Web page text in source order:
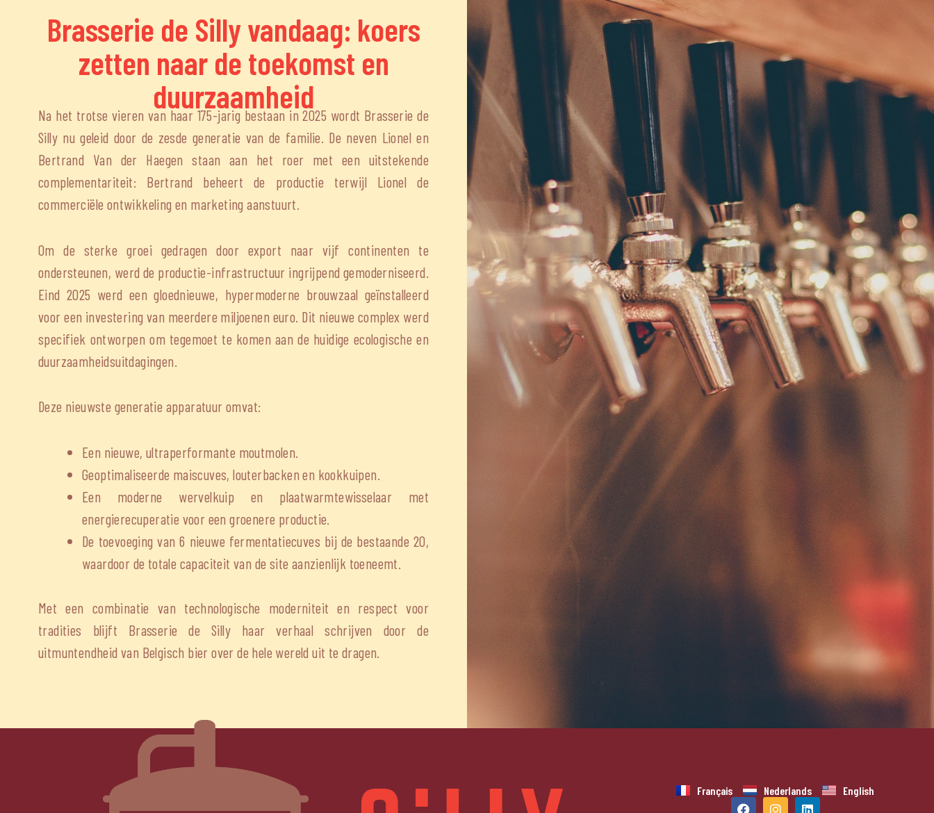
Brasserie de Silly vandaag: koers
zetten naar de toekomst en
duurzaamheid
Na het trotse vieren van haar 175-jarig bestaan in 2025 wordt Brasserie de
Silly nu geleid door de zesde generatie van de familie. De neven Lionel en
Bertrand Van der Haegen staan aan het roer met een uitstekende
complementariteit: Bertrand beheert de productie terwijl Lionel de
commerciële ontwikkeling en marketing aanstuurt.
Om de sterke groei gedragen door export naar vijf continenten te
ondersteunen, werd de productie-infrastructuur ingrijpend gemoderniseerd.
Eind 2025 werd een gloednieuwe, hypermoderne brouwzaal geïnstalleerd
voor een investering van meerdere miljoenen euro. Dit nieuwe complex werd
specifiek ontworpen om tegemoet te komen aan de huidige ecologische en
duurzaamheidsuitdagingen.
Deze nieuwste generatie apparatuur omvat:
Een nieuwe, ultraperformante moutmolen.
Geoptimaliseerde maiscuves, louterbacken en kookkuipen.
Een moderne wervelkuip en plaatwarmtewisselaar met
energierecuperatie voor een groenere productie.
De toevoeging van 6 nieuwe fermentatiecuves bij de bestaande 20,
waardoor de totale capaciteit van de site aanzienlijk toeneemt.
Met een combinatie van technologische moderniteit en respect voor
tradities blijft Brasserie de Silly haar verhaal schrijven door de
uitmuntendheid van Belgisch bier over de hele wereld uit te dragen.
Français Nederlands English
F
I
L